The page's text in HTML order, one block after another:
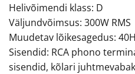
Helivõimendi klass: D
Väljundvõimsus: 300W RMS
Muudetav lõikesagedus:
Sisendid: RCA phono
sisendid, kõlari